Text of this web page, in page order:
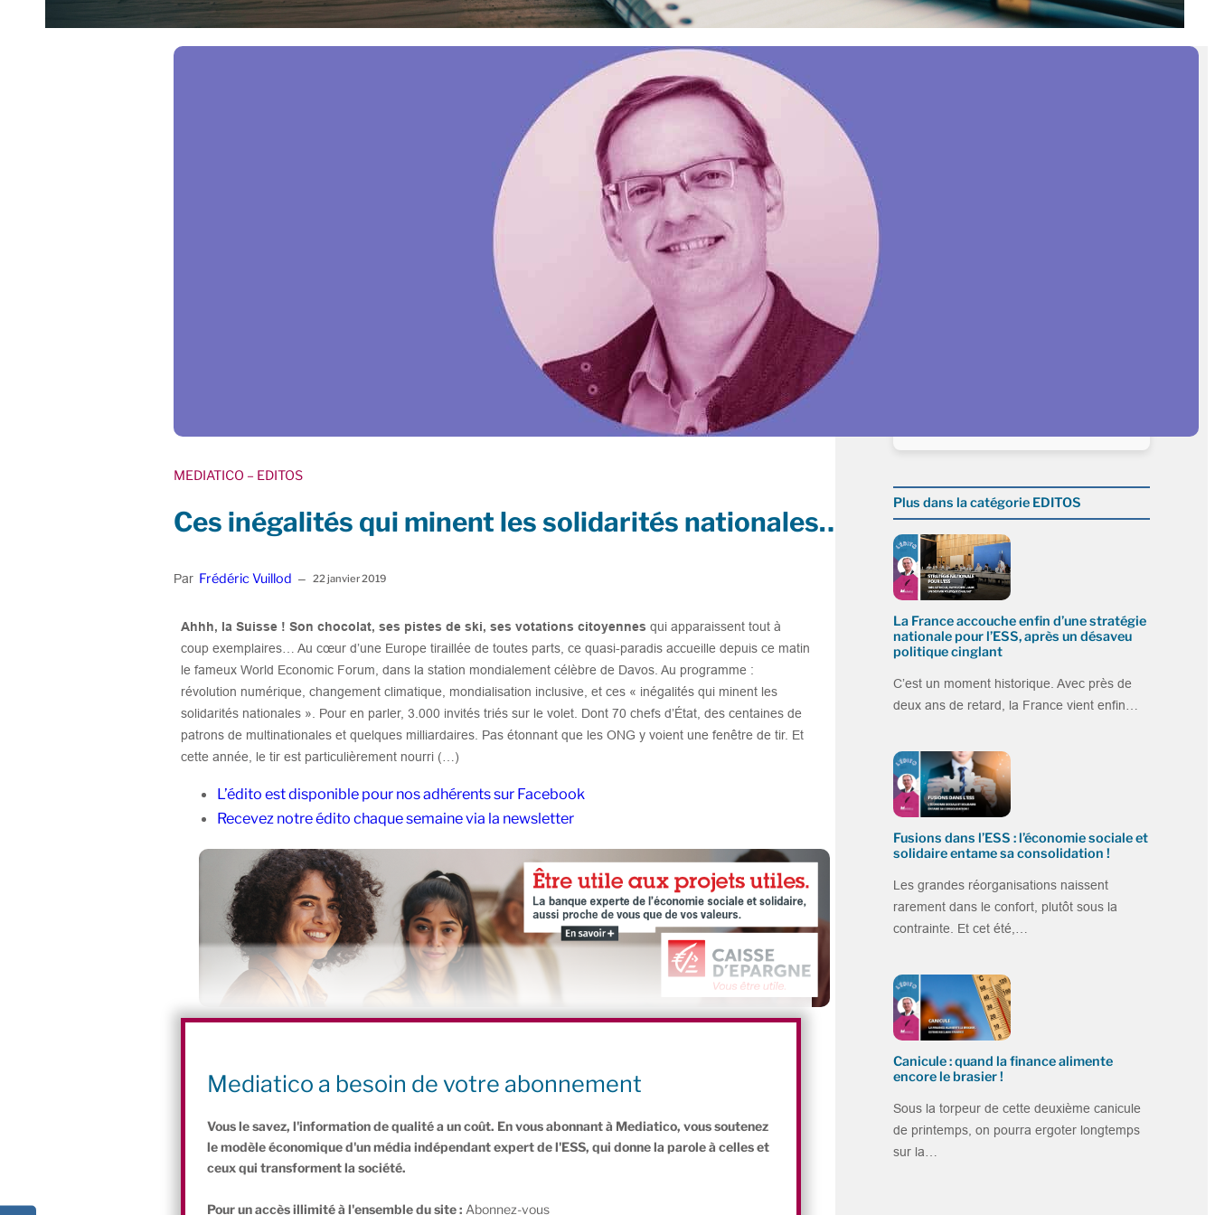
MEDIATICO – EDITOS
Ces inégalités qui minent les solidarités nationales…
Par Frédéric Vuillod – 22 janvier 2019
Ahhh, la Suisse ! Son chocolat, ses pistes de ski, ses votations citoyennes qui apparaissent tout à
coup exemplaires… Au cœur d’une Europe tiraillée de toutes parts, ce quasi-paradis accueille depuis ce matin
le fameux World Economic Forum, dans la station mondialement célèbre de Davos. Au programme :
révolution numérique, changement climatique, mondialisation inclusive, et ces « inégalités qui minent les
solidarités nationales ». Pour en parler, 3.000 invités triés sur le volet. Dont 70 chefs d’État, des centaines de
patrons de multinationales et quelques milliardaires. Pas étonnant que les ONG y voient une fenêtre de tir. Et
cette année, le tir est particulièrement nourri (…)
L’édito est disponible pour nos adhérents sur Facebook
Recevez notre édito chaque semaine via la newsletter
P
nt
Fr
Li
k
e
F
c
e
b
W
at
s
A
Bl
e
s
C
p
y
Li
P
ta
g
er
Mediatico a besoin de votre abonnement
Vous le savez, l'information de qualité a un coût. En vous abonnant à Mediatico, vous soutenez
le modèle économique d'un média indépendant expert de l'ESS, qui donne la parole à celles et
ceux qui transforment la société.
Pour un accès illimité à l'ensemble du site : Abonnez-vous
Plus dans la catégorie EDITOS
La France accouche enfin d’une stratégie
nationale pour l’ESS, après un désaveu
politique cinglant
C’est un moment historique. Avec près de
deux ans de retard, la France vient enfin…
Fusions dans l’ESS : l’économie sociale et
solidaire entame sa consolidation !
Les grandes réorganisations naissent
rarement dans le confort, plutôt sous la
contrainte. Et cet été,…
Canicule : quand la finance alimente
encore le brasier !
Sous la torpeur de cette deuxième canicule
de printemps, on pourra ergoter longtemps
sur la…